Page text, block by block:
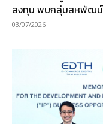
ลงทุน พบกลุ่มสหพัฒน์
03/07/2026